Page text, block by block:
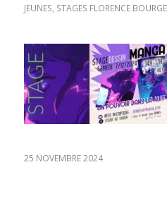
JEUNES, STAGES FLORENCE
25 NOVEMBRE 2024